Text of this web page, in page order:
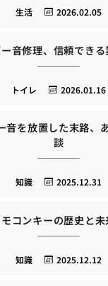
2026.02.05
生活
音修理、信頼でき
2026.01.16
トイレ
音を放置した末路、
談
2025.12.31
知識
コンキーの歴史と
2025.12.12
知識